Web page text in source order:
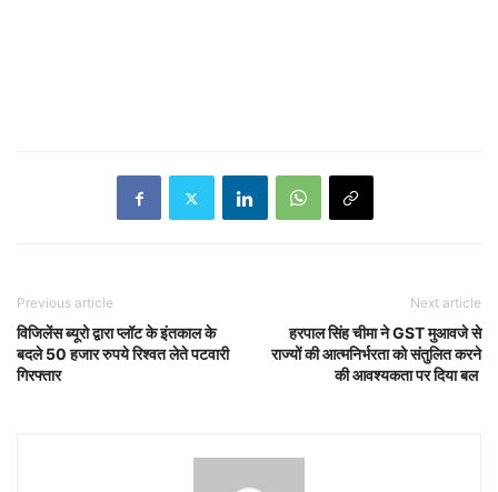
Previous article
विजिलेंस ब्यूरो द्वारा प्लॉट के इंतकाल के
बदले 50 हजार रुपये रिश्वत लेते पटवारी
गिरफ्तार
Next article
हरपाल सिंह चीमा ने GST मुआवजे से
राज्यों की आत्मनिर्भरता को संतुलित करने
की आवश्यकता पर दिया बल